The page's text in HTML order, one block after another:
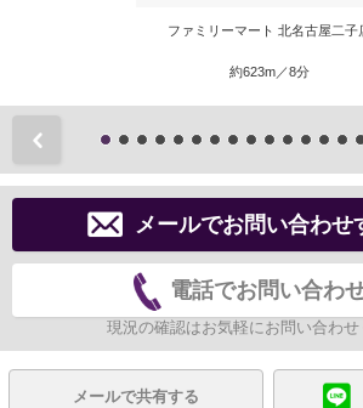
ファミリーマート 北名古屋二子
約623m／8分
メールでお問い合わせ
電話でお問い合わ
現況の確認はお気軽にお問い合わせ
メールで共有する